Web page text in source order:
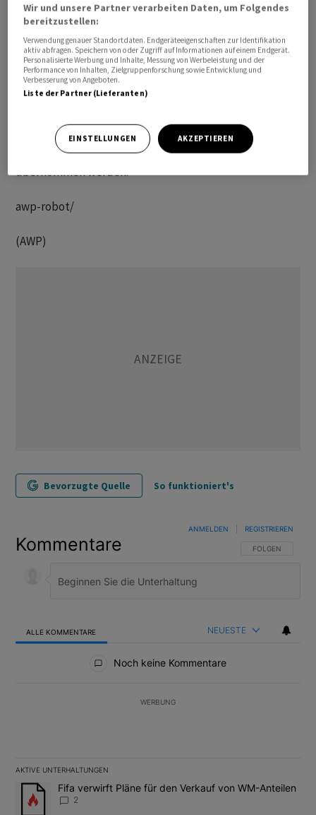
Termine Konjunktur
      DEU Verbraucherpreise 1/26
      DEU ZEW-Konjunkturerwartungen 2/26
      USA Empire State Bericht 2/26
      USA NAHB Wohnungsmarkt-Index 2/26
Für Vollständigkeit und Richtigkeit kann keine Gewähr
übernommen werden.
awp-robot/
(AWP)
Bevorzugte Quelle So funktioniert's
Kommentare FOLGE DIESER
FOLGEN
ANMELDEN REGISTRIEREN
ALLE KOMMENTARE NEUESTE
Noch keine Kommentare
WERBUNG
AKTIVE UNTERHALTUNGEN
Das Folgende ist eine Liste der am meisten kommentierten
Ein Trendartikel mit dem Titel "Fifa verwirft Pläne für den
Fifa verwirft Pläne für den Verkauf von WM-Anteilen
2
Wir und unsere Partner verarbeiten Daten, um Folgendes
bereitzustellen:
Verwendung genauer Standortdaten. Endgeräteeigenschaften zur Identifikation
aktiv abfragen. Speichern von oder Zugriff auf Informationen auf einem Endgerät.
Personalisierte Werbung und Inhalte, Messung von Werbeleistung und der
Performance von Inhalten, Zielgruppenforschung sowie Entwicklung und
Verbesserung von Angeboten.
Liste der Partner (Lieferanten)
EINSTELLUNGEN AKZEPTIEREN